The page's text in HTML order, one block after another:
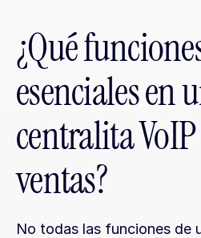
¿Qué
esenciales en
centralita
ventas?
No todas las funciones de